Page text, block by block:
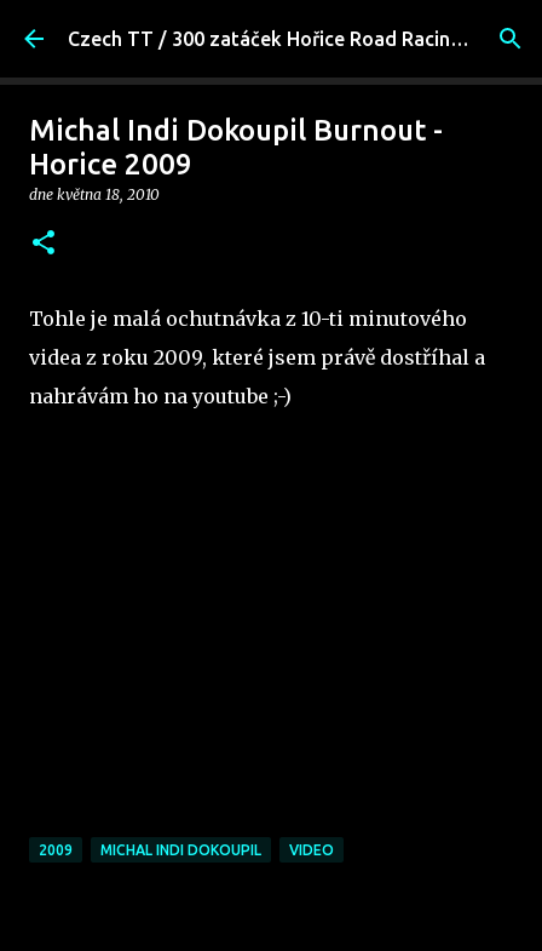
Přeskočit na hlavní obsah Czech TT / 300 zatáček Hořice Road Racing Fans
Michal Indi Dokoupil Burnout -
Horice 2009
dne května 18, 2010
Tohle je malá ochutnávka z 10-ti minutového
videa z roku 2009, které jsem právě dostříhal a
nahrávám ho na youtube ;-)
2009 MICHAL INDI DOKOUPIL VIDEO